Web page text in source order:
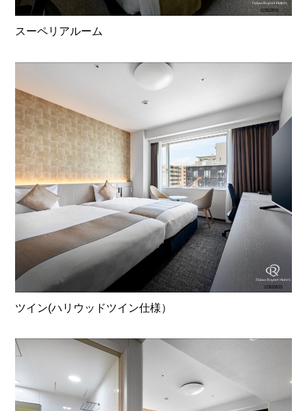
スーペリアルーム
ツイン(ハリウッドツイン仕様）